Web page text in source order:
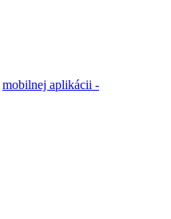
mobilnej aplikácii -